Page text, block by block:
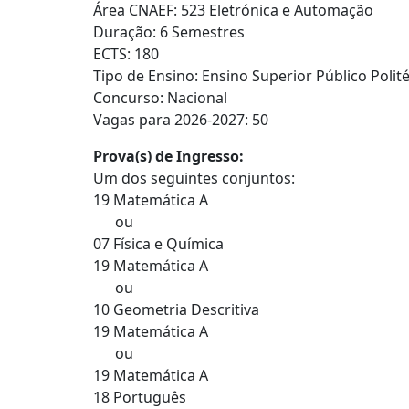
Área CNAEF: 523 Eletrónica e Automação
Duração: 6 Semestres
ECTS: 180
Tipo de Ensino: Ensino Superior Público
Concurso: Nacional
Vagas para 2026-2027: 50
Prova(s) de Ingresso:
Um dos seguintes conjuntos:
19 Matemática A
ou
07 Física e Química
19 Matemática A
ou
10 Geometria Descritiva
19 Matemática A
ou
19 Matemática A
18 Português